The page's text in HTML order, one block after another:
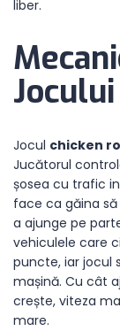
liber.
Jocul chicken
Jucătorul
șosea cu trafic
face ca găina să
a ajunge pe
vehiculele care
puncte, iar jocul
mașină. Cu cât
crește, viteza
mare.